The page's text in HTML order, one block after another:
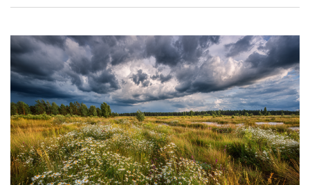
Тексти
Публікації
Довідник
Редакційна політика